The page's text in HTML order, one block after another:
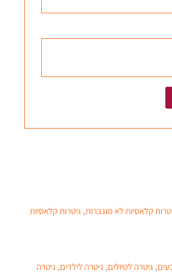
קלאסיות לא מוגברות, גיטרות קלאסיות
, גיטרה לטיולים, גיטרה לילדים, גיטרה